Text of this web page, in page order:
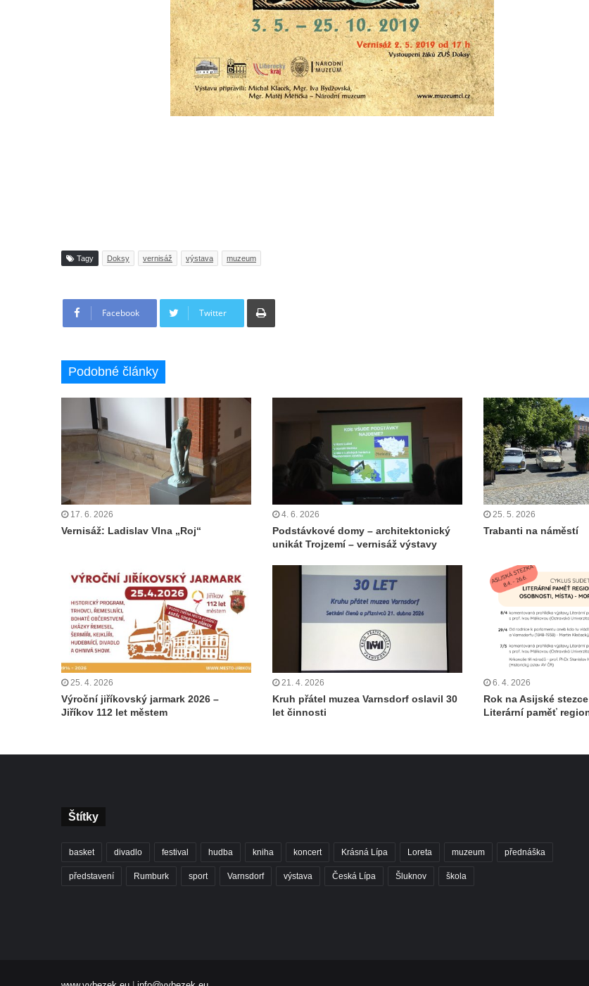
Tagy Doksy vernisáž výstava muzeum
Facebook Twitter
Tisknout
Podobné články
17. 6. 2026
Vernisáž: Ladislav Vlna „Roj“
4. 6. 2026
Podstávkové domy – architektonický
unikát Trojzemí – vernisáž výstavy
25. 5. 2026
Trabanti na náměstí
25. 4. 2026
Výroční jiříkovský jarmark 2026 –
Jiříkov 112 let městem
21. 4. 2026
Kruh přátel muzea Varnsdorf oslavil 30
let činnosti
6. 4. 2026
Rok na Asijské
Literární paměť
Štítky
basket divadlo festival hudba kniha koncert Krásná Lípa Loreta muzeum přednáška
představení Rumburk sport Varnsdorf výstava Česká Lípa Šluknov škola